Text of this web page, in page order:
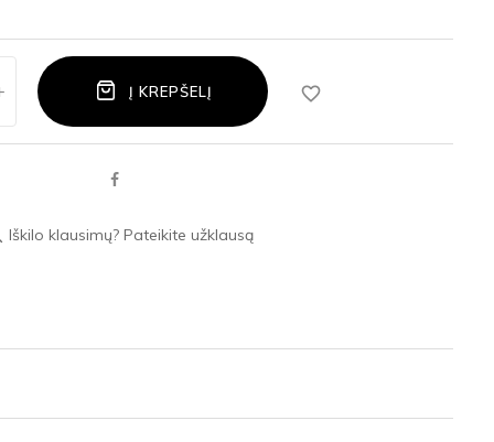
Į KREPŠELĮ favorite_border
Iškilo klausimų? Pateikite užklausą